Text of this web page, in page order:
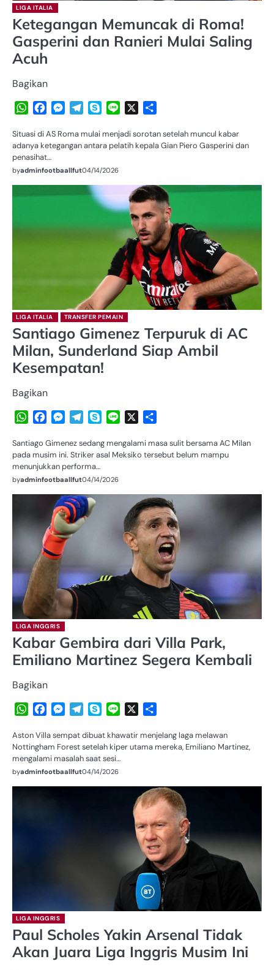
LIGA ITALIA
Ketegangan Memuncak di Roma!
Gasperini dan Ranieri Mulai Saling
Acuh
Bagikan
WhatsApp
FacebookMessenger
TelegramSkypeLine
Situasi di AS Roma mulai menjadi sorotan setelah muncul kabar
adanya ketegangan antara pelatih kepala Gian Piero Gasperini dan
penasihat…
byadminfootbaallfut04/14/2026
LIGA ITALIA TRANSFER PEMAIN
Santiago Gimenez Terpuruk di AC
Milan, Sunderland Siap Ambil
Kesempatan!
Bagikan
WhatsApp
FacebookMessenger
TelegramSkypeLine
Santiago Gimenez sedang mengalami masa sulit bersama AC Milan
pada musim ini. Striker asal Meksiko tersebut belum mampu
menunjukkan performa…
byadminfootbaallfut04/14/2026
LIGA INGGRIS
Kabar Gembira dari Villa Park,
Emiliano Martinez Segera Kembali
Bagikan
WhatsApp
FacebookMessenger
TelegramSkypeLine
Aston Villa sempat dibuat khawatir menjelang laga melawan
Nottingham Forest setelah kiper utama mereka, Emiliano Martinez,
mengalami masalah saat sesi…
byadminfootbaallfut04/14/2026
LIGA INGGRIS
Paul Scholes Yakin Arsenal Tidak
Akan Juara Liga Inggris Musim Ini